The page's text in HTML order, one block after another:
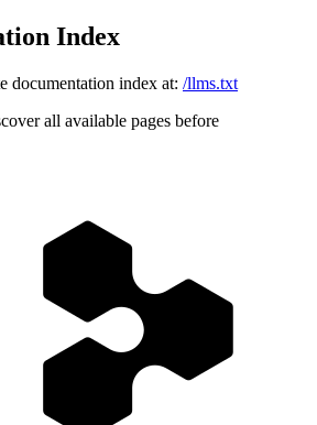
Index
documentation index at: /llms.txt
all available pages before